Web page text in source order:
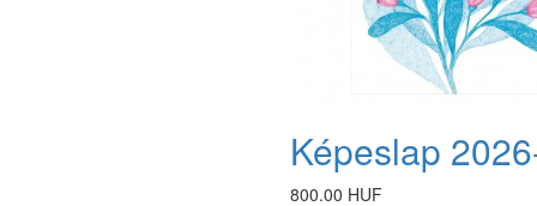
Képeslap
800.00 HUF